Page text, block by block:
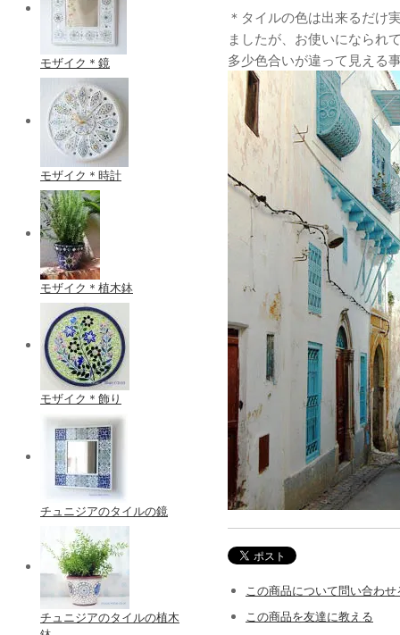
＊タイルの色は出来るだけ
ましたが、お使いになられ
多少色合いが違って見える
この商品について問い合わせ
この商品を友達に教える
モザイク＊鏡
モザイク＊時計
モザイク＊植木鉢
モザイク＊飾り
チュニジアのタイルの鏡
チュニジアのタイルの植木